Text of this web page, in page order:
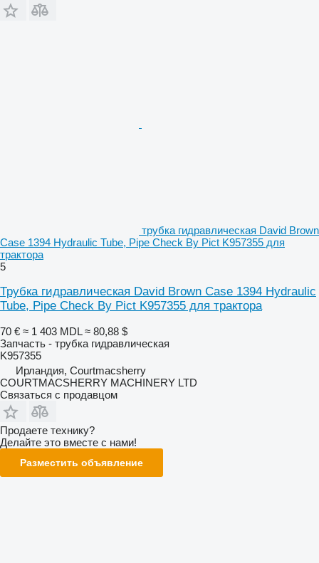
трубка гидравлическая David Brown
Case 1394 Hydraulic Tube, Pipe Check By Pict K957355 для
трактора
5
Трубка гидравлическая David Brown Case 1394 Hydraulic
Tube, Pipe Check By Pict K957355 для трактора
70 € ≈ 1 403 MDL ≈ 80,88 $
Запчасть - трубка гидравлическая
K957355
Ирландия, Courtmacsherry
COURTMACSHERRY MACHINERY LTD
Связаться с продавцом
Продаете технику?
Делайте это вместе с нами!
Разместить объявление